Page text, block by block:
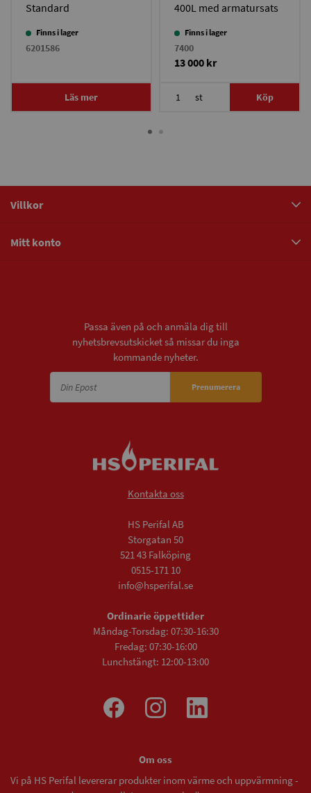
Standard
Finns i lager
6201586
Läs mer
400L med armatursats
Finns i lager
7400
13 000 kr
st Köp
Villkor
Mitt konto
Passa även på och anmäla dig till
nyhetsbrevsutskicket så missar du inga
kommande nyheter.
Prenumerera
Kontakta oss
HS Perifal AB
Storgatan 50
521 43 Falköping
0515-171 10
info@hsperifal.se
Ordinarie öppettider
Måndag-Torsdag: 07:30-16:30
Fredag: 07:30-16:00
Lunchstängt: 12:00-13:00
Om oss
Vi på HS Perifal levererar produkter inom värme och uppvärmning -